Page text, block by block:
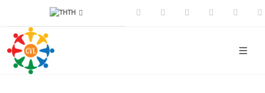
TH Facebook Youtube Instagram Tiktok